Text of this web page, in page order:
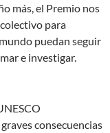
más, el Premio nos
para
puedan seguir
e investigar.
consecuencias